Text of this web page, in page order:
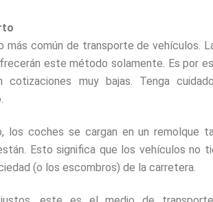
Ferrari, pero el Ferrari funciona
carrera, el Honda no tendría ninguna
también recibes más a cambio.
es más barato, pero su coche no
y el clima mientras está en
por las carreteras.
más común de transporte de vehículos.
este método solamente. Es por
cotizaciones muy bajas. Tenga
los coches se cargan en un remolque
Esto significa que los vehículos no
(o los escombros) de la carretera.